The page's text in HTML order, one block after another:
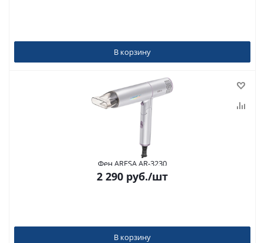
В корзину
Фен ARESA AR-3230
2 290 руб./шт
В корзину